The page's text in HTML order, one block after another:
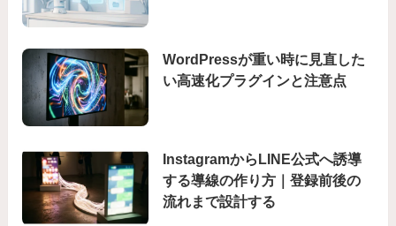
WordPressが重い時に見直した
い高速化プラグインと注意点
InstagramからLINE公式へ誘導
する導線の作り方｜登録前後の
流れまで設計する